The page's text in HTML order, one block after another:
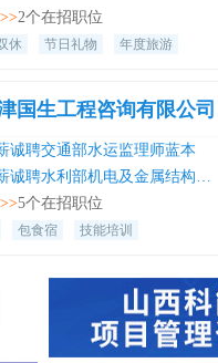
业绩及荣誉，包括
银奖、国家优质工
国家政府部门、社
创新发展20年工程
广东省发展改革委
市“两新”组织先进
户、光彩事业先进
等荣誉。 国信监理
心，是广东省对俄
会会员单位、中国
位、中国建筑业协
2个在招职位
休 节日礼物 年度旅游
国生工程咨询有限公司
诚聘交通部水运监理师蓝本
聘水利部机电及金属结构设备制造监理工程师
5个在招职位
包食宿 技能培训